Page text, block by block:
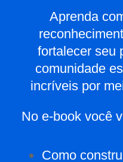
Aprenda
fortalecer seu
comunidade
incríveis por
No e-book você
Como